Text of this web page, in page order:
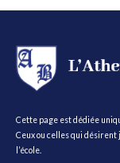
Cette page est dédiée
Ceux ou celles qui
l’école.